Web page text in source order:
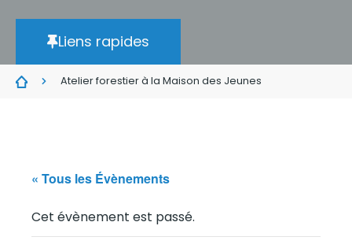
Liens rapides
Atelier forestier à la Maison des Jeunes
« Tous les Évènements
Cet évènement est passé.